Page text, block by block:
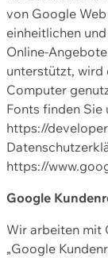
von Google
einheitlichen
Online-
unterstützt, wird
Computer
Fonts finden Sie
https://
https://
Google
Wir arbeiten mit
„Google